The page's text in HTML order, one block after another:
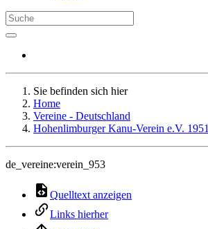
Sie befinden sich hier
Home
Vereine - Deutschland
Hohenlimburger Kanu-Verein e.V. 1951
de_vereine:verein_953
Quelltext anzeigen
Links hierher